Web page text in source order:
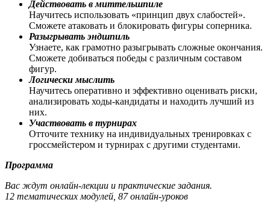
Действовать в миттельшпиле
Научитесь использовать «принцип двух слабостей».
Сможете атаковать и блокировать фигуры соперника.
Разыгрывать эндшпиль
Узнаете, как грамотно разыгрывать сложные окончания.
Сможете добиваться победы с различным составом
фигур.
Логически мыслить
Научитесь оперативно и эффективно оценивать риски,
анализировать ходы-кандидаты и находить лучший из
них.
Участвовать в турнирах
Отточите технику на индивидуальных тренировках с
гроссмейстером и турнирах с другими студентами.
Программа
Вас ждут онлайн-лекции и практические задания.
12 тематических модулей, 87 онлайн-уроков